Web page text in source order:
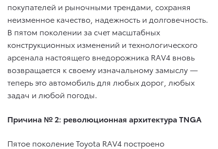
покупателей и рыночными трендами, сохраняя
неизменное качество, надежность и долговечность.
В пятом поколении за счет масштабных
конструкционных изменений и технологического
арсенала настоящего внедорожника RAV4 вновь
возвращается к своему изначальному замыслу —
теперь это автомобиль для любых дорог, любых
задач и любой погоды.
Причина № 2: революционная архитектура TNGA
Пятое поколение Toyota RAV4 построено